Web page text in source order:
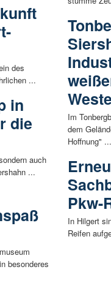
des
...
in
die
auch
...
besonderes
Im
dem
Hoffnung"
Pkw-
In Hilgert
Reifen